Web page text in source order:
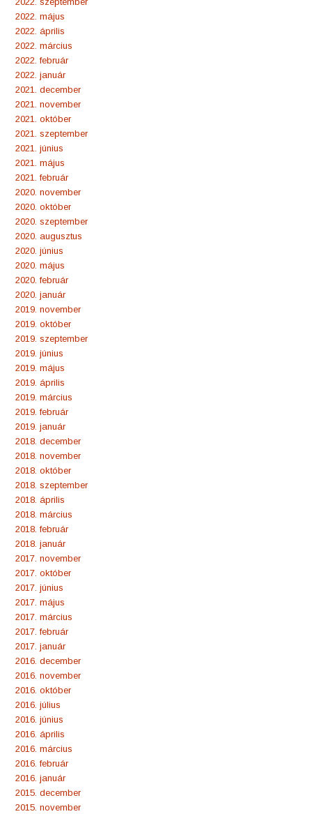
2022. május
2022. április
2022. március
2022. február
2022. január
2021. december
2021. november
2021. október
2021. szeptember
2021. június
2021. május
2021. február
2020. november
2020. október
2020. szeptember
2020. augusztus
2020. június
2020. május
2020. február
2020. január
2019. november
2019. október
2019. szeptember
2019. június
2019. május
2019. április
2019. március
2019. február
2019. január
2018. december
2018. november
2018. október
2018. szeptember
2018. április
2018. március
2018. február
2018. január
2017. november
2017. október
2017. június
2017. május
2017. március
2017. február
2017. január
2016. december
2016. november
2016. október
2016. július
2016. június
2016. április
2016. március
2016. február
2016. január
2015. december
2015. november